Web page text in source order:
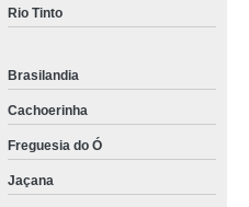
Rio Tinto
Brasilandia
Cachoerinha
Freguesia do Ó
Jaçana